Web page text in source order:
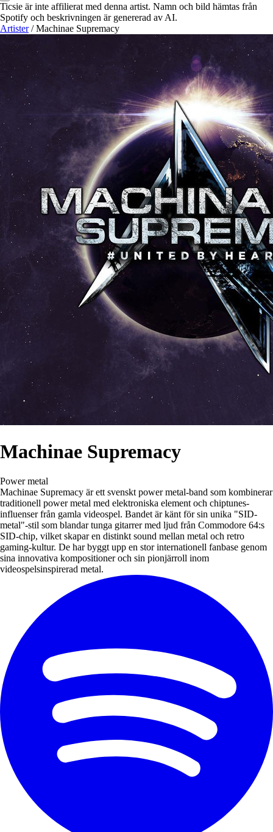
Ticsie är inte affilierat med denna artist. Namn och bild hämtas från
Spotify och beskrivningen är genererad av AI.
Artister / Machinae Supremacy
Machinae Supremacy
Power metal
Machinae Supremacy är ett svenskt power metal-band som kombinerar
traditionell power metal med elektroniska element och chiptunes-
influenser från gamla videospel. Bandet är känt för sin unika "SID-
metal"-stil som blandar tunga gitarrer med ljud från Commodore 64:s
SID-chip, vilket skapar en distinkt sound mellan metal och retro
gaming-kultur. De har byggt upp en stor internationell fanbase genom
sina innovativa kompositioner och sin pionjärroll inom
videospelsinspirerad metal.